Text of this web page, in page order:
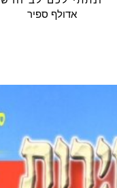
אדולף ספיר